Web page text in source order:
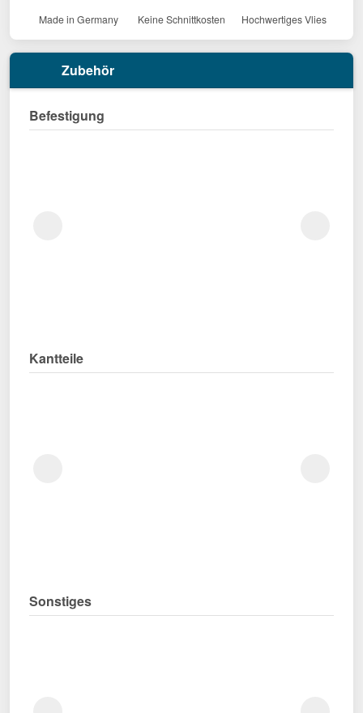
Made in Germany Keine Schnittkosten Hochwertiges Vlies
Zubehör
Befestigung
Kantteile
Sonstiges